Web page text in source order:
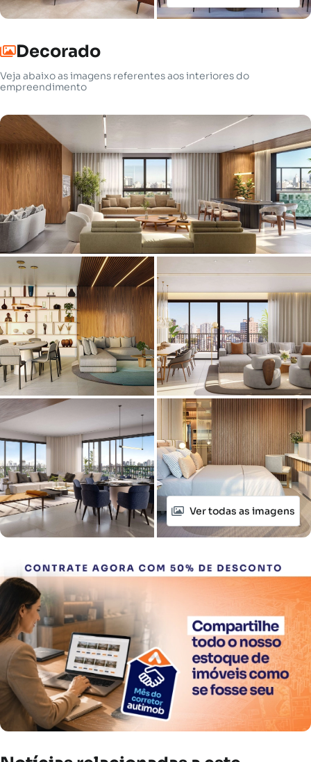
Decorado
Veja abaixo as imagens referentes aos interiores do
empreendimento
Ver todas as imagens